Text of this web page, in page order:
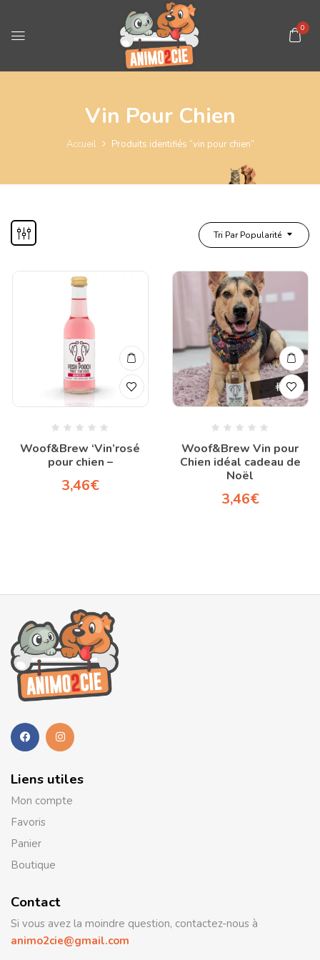
0
Vin Pour Chien
Accueil Produits identifiés “vin pour chien”
Tri Par Popularité
Woof&Brew ‘Vin’rosé
pour chien –
3,46€
Woof&Brew Vin pour
Chien idéal cadeau de
Noël
3,46€
Liens utiles
Mon compte
Favoris
Panier
Boutique
Contact
Si vous avez la moindre question, contactez-nous à
animo2cie@gmail.com